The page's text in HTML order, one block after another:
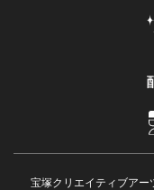
宝塚クリエイティブアー